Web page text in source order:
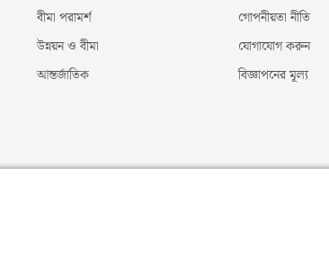
বীমা পরামর্শ
উন্নয়ন ও বীমা
আন্তর্জাতিক
গোপনীয়তা নীতি
যোগাযোগ করুন
বিজ্ঞাপনের মূল্য